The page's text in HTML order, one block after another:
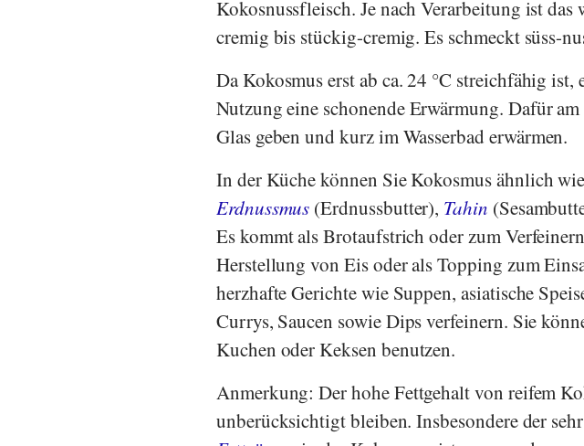
Kokosnussfleisch. Je nach Verarbeitung ist das
cremig bis stückig-cremig. Es schmeckt süss-
Da Kokosmus erst ab ca. 24 °C streichfähig
Nutzung eine schonende Erwärmung. Dafür
Glas geben und kurz im Wasserbad erwärmen.
In der Küche können Sie Kokosmus ähnlich
Erdnussmus (Erdnussbutter), Tahin
Es kommt als Brotaufstrich oder zum
Herstellung von Eis oder als Topping zum
herzhafte Gerichte wie Suppen, asiatische
Currys, Saucen sowie Dips verfeinern. Sie
Kuchen oder Keksen benutzen.
Anmerkung: Der hohe Fettgehalt von reifem
unberücksichtigt bleiben. Insbesondere der